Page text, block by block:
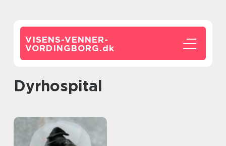
VISENS-VENNER-
VORDINGBORG.dk
dyrhospital